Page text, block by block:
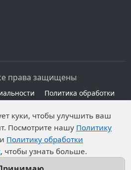
права защищены
Политика обработки
опубликованы на сайте при
в соответствии с ч.1
Субъектами установлены
неограниченных кругом лиц
персональных данных.
куки, чтобы улучшить ваш
Посмотрите нашу Политику
и Политику обработки
, чтобы узнать больше.